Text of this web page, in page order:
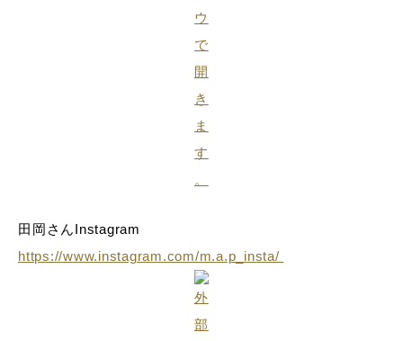
田岡さんInstagram
https://www.instagram.com/m.a.p_insta/